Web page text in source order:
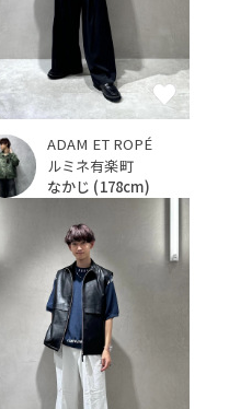
ADAM ET ROPÉ
ルミネ有楽町
なかじ (178cm)